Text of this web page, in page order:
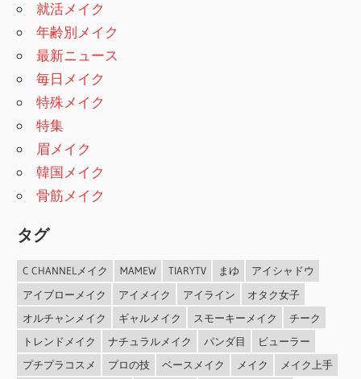
就活メイク
年齢別メイク
最新ニュース
毎日メイク
特殊メイク
特集
眉メイク
韓国メイク
骨筋メイク
タグ
C CHANNELメイク MAMEW TIARYTV まゆ
アイシャドウ
アイブローメイク
アイメイク アイライン
オタク女子
オルチャンメイク
ギャルメイク スモーキーメイク
チーク
トレンドメイク
ナチュラルメイク パンダ目
ビューラー
プチプラコスメ
プロの技 ベースメイク メイク
メイク上手